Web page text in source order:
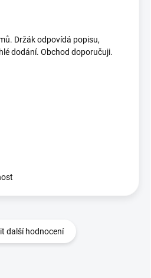
Držák odpovídá popisu,
dodání. Obchod doporučuji.
další hodnocení